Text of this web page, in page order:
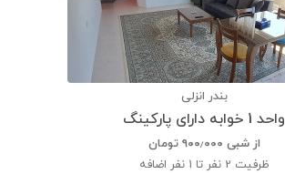
بندر انزلی
واحد 1 خوابه دارای پارکینگ
از شبی ۹۰۰٫۰۰۰ تومان
ظرفیت 2 نفر تا 1 نفر اضافه